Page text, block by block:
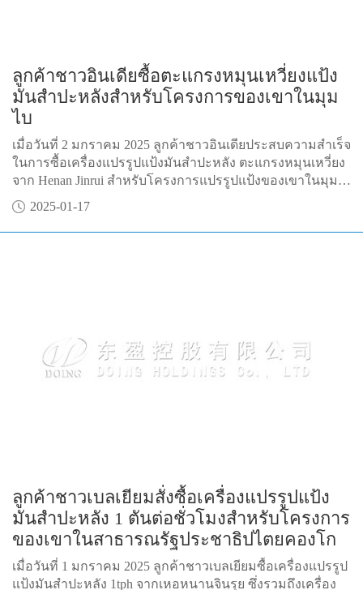
ลูกค้าชาวอินเดียซื้อตะแกรงหมุนเหวี่ยงแป้ง
มันสำปะหลังสำหรับโครงการของเขาในมุม
ไบ
เมื่อวันที่ 2 มกราคม 2025 ลูกค้าชาวอินเดียประสบความสำเร็จ
ในการซื้อเครื่องแปรรูปแป้งมันสำปะหลัง ตะแกรงหมุนเหวี่ยง
จาก Henan Jinrui สำหรับโครงการแปรรูปแป้งของเขาในมุม
ไบ
2025-01-17
ลูกค้าชาวเบลเยียมสั่งซื้อเครื่องแปรรูปแป้ง
มันสำปะหลัง 1 ตันต่อชั่วโมงสำหรับโครงการ
ของเขาในสาธารณรัฐประชาธิปไตยคองโก
เมื่อวันที่ 1 มกราคม 2025 ลูกค้าชาวเบลเยียมซื้อเครื่องแปรรูป
แป้งมันสำปะหลัง 1tph จากเหอหนานจินรุย ซึ่งรวมถึงเครื่อง